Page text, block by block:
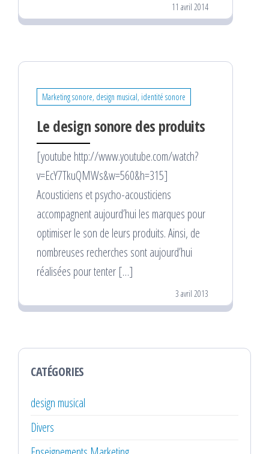
11 avril 2014
Marketing sonore, design musical, identité sonore
Le design sonore des produits
[youtube http://www.youtube.com/watch?
v=EcY7TkuQMWs&w=560&h=315]
Acousticiens et psycho-acousticiens
accompagnent aujourd’hui les marques pour
optimiser le son de leurs produits. Ainsi, de
nombreuses recherches sont aujourd’hui
réalisées pour tenter […]
3 avril 2013
CATÉGORIES
design musical
Divers